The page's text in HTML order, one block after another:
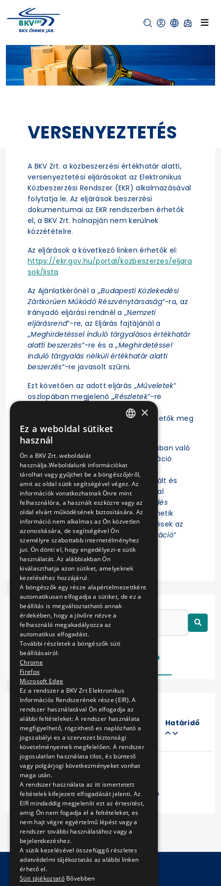
VERSENYEZTETÉS
A BKV Zrt. a közbeszerzési értékhatár alatti,
versenyeztetési eljárásokat az Elektronikus
Közbeszerzési Rendszer (EKR) alkalmazásával
folytatja le. Az eljárások beszerzési
dokumentumai az EKR rendszerben érhetők
el, a BKV Zrt. holnapján nem kerülnek
közzétételre.
Az eljárások a következő linken érhetők el:
https://ekr.gov.hu/portal/kozbeszerzes/eljara
sok/lista
Az Ajánlatkérőnél a „Budapesti Közlekedési
Zártkörűen Működő Részvénytársaság”-ra, az
Irányadó eljárási rendnél a „Nemzeti
eljárásrend”-re, az Eljárás fajtájánál a
„Meghirdetéssel induló tárgyalásos értékhatár
alatti beszerzés”-re és a „Meghirdetéssel
induló tárgyalás nélküli értékhatár alatti
beszerzés”-re javasolt szűrni.
Ezt követően az adott eljárás „Műveletek”
oszlopában megjelenő „Részletek”-re
kattintás után érhető el az eljárás
ajánlattételi felhívása, illetve tekinthetők meg
az eljárásra vonatkozó főbb adatok.
Felhívjuk a figyelmet, hogy az eljárásban való
részvételhez az EKR-be való regisztráció
szükséges! Az eljárás további
dokumentumait az EKR-ben regisztrált és
ajánlat összeállítására jogosultsággal
rendelkező Felhasználók az „Érdeklődés
jelzése” funkció indítása után tekinthetik
meg. Az eljárással kapcsolatos kérdések az
EKR-ben erre létrehozott „
Kommunikáció”
felületen tehetők fel.
Folyamatban
Cím
Eljárás
száma
Határidő
Előző 1 Következő
×
Ez a weboldal sütiket
használ
Ön a BKV Zrt. weboldalát
használja.Weboldalunk információkat
tárolhat vagy gyűjthet be a böngészőjéről,
amit az oldal sütik segítségével végez. Az
információk vonatkozhatnak Önre mint
felhasználóra, a használt eszközre vagy az
oldal elvárt működésének biztosítására. Az
információ nem alkalmas az Ön közvetlen
azonosítására, de segítségével Ön
személyre szabottabb internetélményhez
jut. Ön dönti el, hogy engedélyezi-e sütik
használatát. Az alábbiakban Ön
kiválaszthatja azon sütiket, amelyeknek
kezeléséhez hozzájárul.
A böngészők egy része alapértelmezettként
automatikusan elfogadja a sütiket, de ez a
beállítás is megváltoztatható annak
érdekében, hogy a jövőre nézve a
felhasználó megakadályozza az
automatikus elfogadást.
További részletek a böngészők süti
beállításairól:
Chrome
Firefox
Microsoft Edge
Ez a rendszer a BKV Zrt Elektronikus
Információs Rendszerének része (EIR). A
rendszer használatával Ön elfogadja az
alábbi feltételeket: A rendszer használata
megfigyelhető, rögzithető es naplózható a
jogszabályi es a szervezet biztonsági
követelményeinek megfelelően. A rendszer
jogosulatlan használata tilos, és büntető
vagy polgárjogi következményeket vonhat
maga után.
A rendszer használata az itt ismertetett
feltételek kifejezett elfogadását jelenti. Az
EIR mindaddig megjeleníti ezt az értesitést,
amig Ön nem fogadja el a feltételeket, es
nem hajt végre egyértelmű lépést vagy a
rendszer további használatához vagy a
bejelentkezéshez.
A sütik kezelésével összefüggő részletes
adatvédelmi tájékoztatás az alábbi linken
érhető el.
Süti tájékoztató Bővebben